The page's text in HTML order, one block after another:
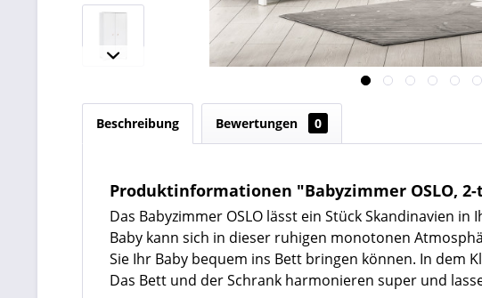
Beschreibung Bewertungen 0
Produktinformationen "Babyzimmer OSLO,
Das Babyzimmer OSLO lässt ein Stück Skandinavien
Baby kann sich in dieser ruhigen monotonen
Sie Ihr Baby bequem ins Bett bringen können. In dem
Das Bett und der Schrank harmonieren super und